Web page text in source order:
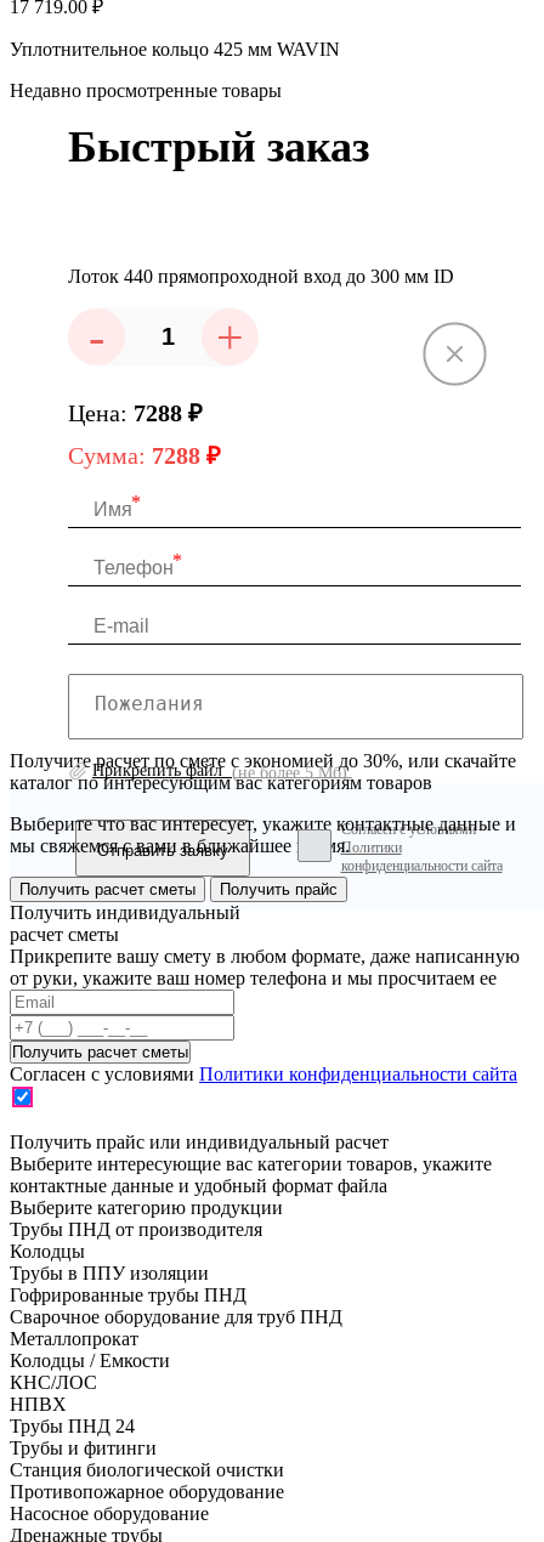
17 719.00 ₽
Уплотнительное кольцо 425 мм WAVIN
Недавно просмотренные товары
Быстрый заказ
Лоток 440 прямопроходной вход до 300 мм ID
- +
Цена: 7288 ₽
Сумма: 7288 ₽
Прикрепить файл(не более 5 Мб)
Согласен с условиями
Политики
конфиденциальности сайта
Получите расчет по смете с экономией до 30%, или скачайте
каталог по интересующим вас категориям товаров
Выберите что вас интересует, укажите контактные данные и
мы свяжемся с вами в ближайшее время.
Получить расчет сметы Получить прайс
Получить индивидуальный
расчет сметы
Прикрепите вашу смету в любом формате, даже написанную
от руки, укажите ваш номер телефона и мы просчитаем ее
Согласен с условиями Политики конфиденциальности сайта
Получить прайс или индивидуальный расчет
Выберите интересующие вас категории товаров, укажите
контактные данные и удобный формат файла
Выберите категорию продукции
Трубы ПНД от производителя
Колодцы
Трубы в ППУ изоляции
Гофрированные трубы ПНД
Сварочное оборудование для труб ПНД
Металлопрокат
Колодцы / Емкости
КНС/ЛОС
НПВХ
Трубы ПНД 24
Трубы и фитинги
Cтанция биологической очистки
Противопожарное оборудование
Насосное оборудование
Дренажные трубы